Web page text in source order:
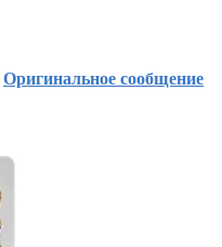
Оригинальное сообщение